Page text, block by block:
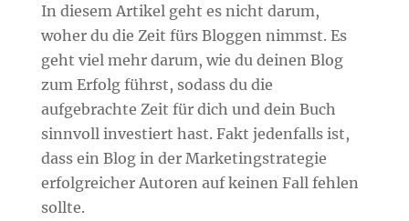
In diesem Artikel geht es nicht darum,
woher du die Zeit fürs Bloggen nimmst. Es
geht viel mehr darum, wie du deinen Blog
zum Erfolg führst, sodass du die
aufgebrachte Zeit für dich und dein Buch
sinnvoll investiert hast. Fakt jedenfalls ist,
dass ein Blog in der Marketingstrategie
erfolgreicher Autoren auf keinen Fall fehlen
sollte.